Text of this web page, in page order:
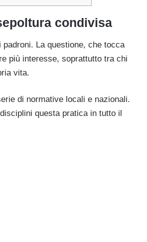
condivisa
La questione, che tocca
più interesse, soprattutto tra chi
vita.
di normative locali e nazionali.
questa pratica in tutto il